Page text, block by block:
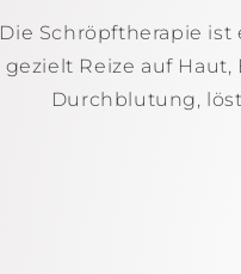
Die Schröpftherapie
gezielt Reize auf
Durchblutung,